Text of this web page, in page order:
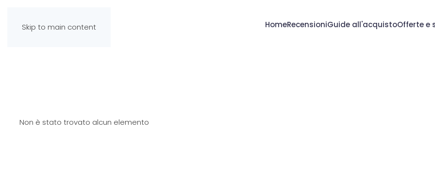
Skip to main content HomeRecensioniGuide all'acquistoOfferte e
Non è stato trovato alcun elemento